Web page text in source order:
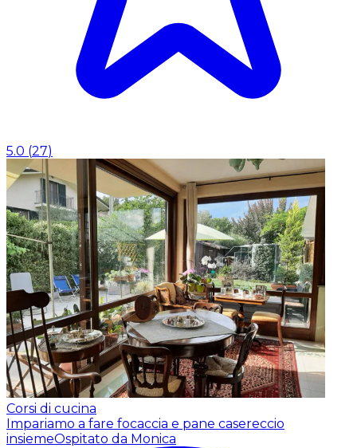
5.0 (27)
Corsi di cucina
Impariamo a fare focaccia e pane casereccio
insiemeOspitato da Monica